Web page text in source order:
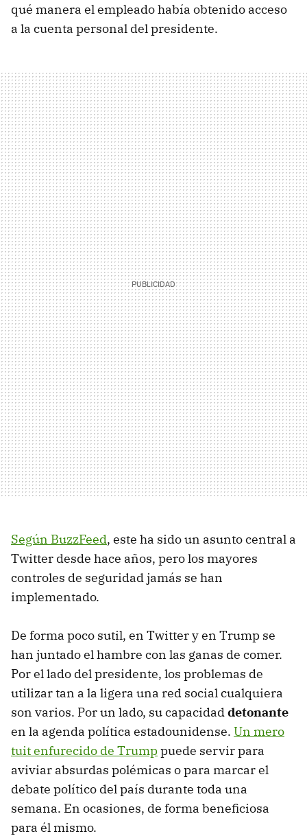
qué manera el empleado había obtenido acceso
a la cuenta personal del presidente.
Según BuzzFeed, este ha sido un asunto central a
Twitter desde hace años, pero los mayores
controles de seguridad jamás se han
implementado.
De forma poco sutil, en Twitter y en Trump se
han juntado el hambre con las ganas de comer.
Por el lado del presidente, los problemas de
utilizar tan a la ligera una red social cualquiera
son varios. Por un lado, su capacidaddetonante
en la agenda política estadounidense. Un mero
tuit enfurecido de Trumppuede servir para
aviviar absurdas polémicas o para marcar el
debate político del país durante toda una
semana. En ocasiones, de forma beneficiosa
para él mismo.